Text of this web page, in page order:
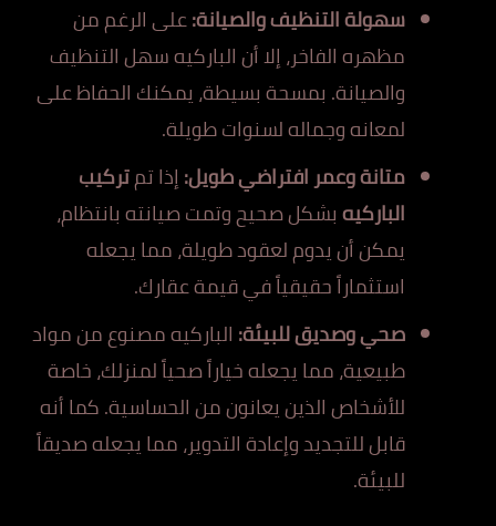
سهولة التنظيف والصيانة:على الرغم من
مظهره الفاخر، إلا أن الباركيه سهل التنظيف
والصيانة. بمسحة بسيطة، يمكنك الحفاظ على
لمعانه وجماله لسنوات طويلة.
متانة وعمر افتراضي طويل:إذا تمتركيب
الباركيهبشكل صحيح وتمت صيانته بانتظام،
يمكن أن يدوم لعقود طويلة، مما يجعله
استثماراً حقيقياً في قيمة عقارك.
صحي وصديق للبيئة: الباركيه مصنوع من مواد
طبيعية، مما يجعله خياراً صحياً لمنزلك، خاصة
للأشخاص الذين يعانون من الحساسية. كما أنه
قابل للتجديد وإعادة التدوير، مما يجعله صديقاً
للبيئة.